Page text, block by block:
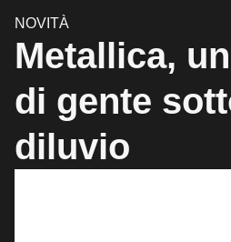
NOVITÀ
Metallica,
di gente
diluvio